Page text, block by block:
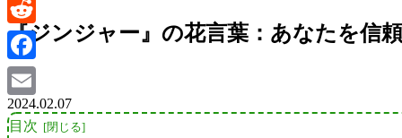
『ジンジャー』の花言葉：あなたを信
2024.02.07
目次
Reddit
Facebook
Email